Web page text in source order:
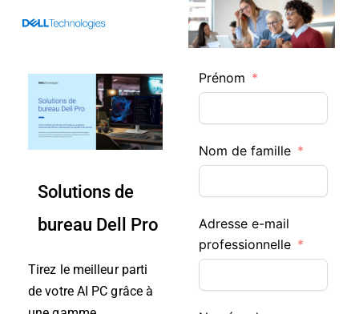
Solutions de
bureau Dell Pro
Tirez le meilleur parti
de votre AI PC grâce à
Prénom
Nom de famille
Adresse e-mail
professionnelle